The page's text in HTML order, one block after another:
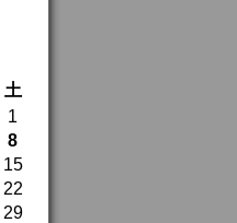
土
1
8
15
22
29